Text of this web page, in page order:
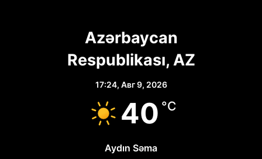
Azərbaycan
Respublikası, AZ
17:24, Авг 9, 2026
40 °C
Aydın Səma